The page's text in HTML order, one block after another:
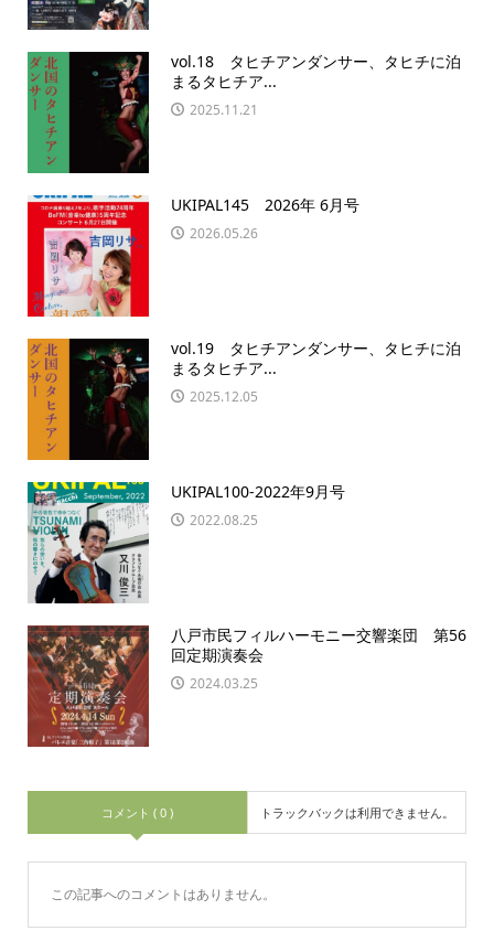
vol.18 タヒチアンダンサー、タヒチに泊
まるタヒチア...
2025.11.21
UKIPAL145 2026年 6月号
2026.05.26
vol.19 タヒチアンダンサー、タヒチに泊
まるタヒチア...
2025.12.05
UKIPAL100-2022年9月号
2022.08.25
八戸市民フィルハーモニー交響楽団 第56
回定期演奏会
2024.03.25
コメント ( 0 ) トラックバックは利用できません。
この記事へのコメントはありません。